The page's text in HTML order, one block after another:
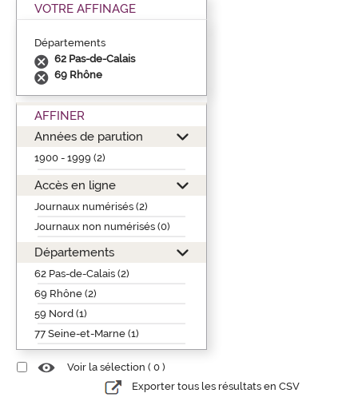
VOTRE AFFINAGE
Départements
62 Pas-de-Calais
69 Rhône
AFFINER
Années de parution
1900 - 1999 (2)
Accès en ligne
Journaux numérisés (2)
Journaux non numérisés (0)
Départements
62 Pas-de-Calais (2)
69 Rhône (2)
59 Nord (1)
77 Seine-et-Marne (1)
Voir la sélection ( 0 )
Exporter tous les résultats en CSV